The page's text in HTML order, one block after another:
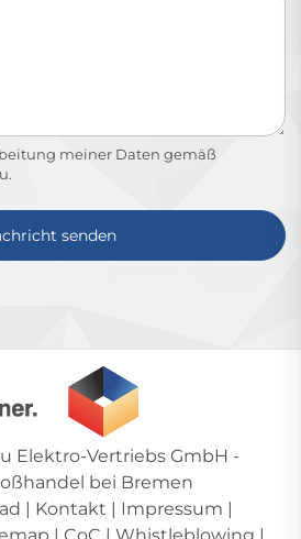
meiner Daten gemäß
senden
Elektro-Vertriebs GmbH -
bei Bremen
| Kontakt | Impressum |